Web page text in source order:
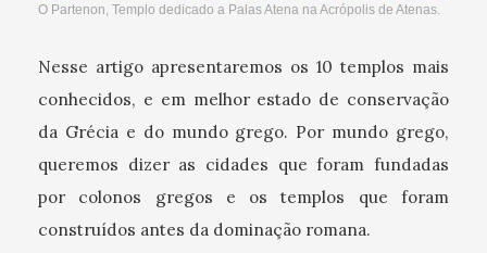
O Partenon, Templo dedicado a Palas Atena na Acrópolis de Atenas.
Nesse artigo apresentaremos os 10 templos mais
conhecidos, e em melhor estado de conservação
da Grécia e do mundo grego. Por mundo grego,
queremos dizer as cidades que foram fundadas
por colonos gregos e os templos que foram
construídos antes da dominação romana.